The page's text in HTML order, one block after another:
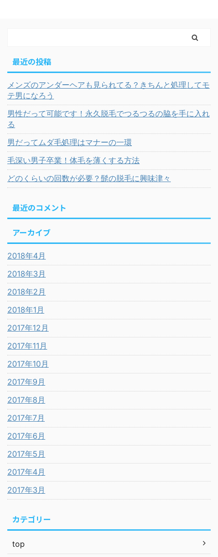
最近の投稿
メンズのアンダーヘアも見られてる？きちんと処理してモ
テ男になろう
男性だって可能です！永久脱毛でつるつるの脇を手に入れ
る
男だってムダ毛処理はマナーの一環
毛深い男子卒業！体毛を薄くする方法
どのくらいの回数が必要？髭の脱毛に興味津々
最近のコメント
アーカイブ
2018年4月
2018年3月
2018年2月
2018年1月
2017年12月
2017年11月
2017年10月
2017年9月
2017年8月
2017年7月
2017年6月
2017年5月
2017年4月
2017年3月
カテゴリー
top